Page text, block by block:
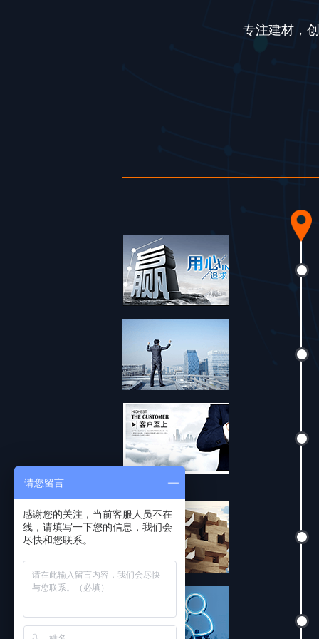
专注建材，
请您留言
感谢您的关注，当前客服人员不在
线，请填写一下您的信息，我们会
尽快和您联系。